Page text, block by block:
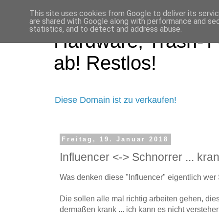
Hardware, Trash-
ab! Restlos!
Diese Domain ist zu verkaufen!
Freitag, 19. Januar 2018
Influencer <-> Schnorrer ...
Was denken diese "Influencer" eigentlich wer
Die sollen alle mal richtig arbeiten gehen,
dermaßen krank ... ich kann es nicht
This site uses cookies from Google to deliver its
are shared with Google along with performance and
statistics, and to detect and address abuse.